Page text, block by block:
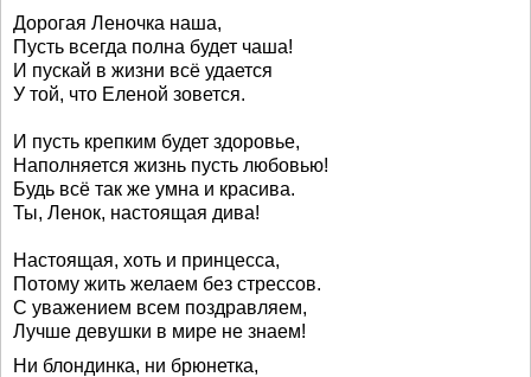
Дорогая Леночка наша,
Пусть всегда полна будет чаша!
И пускай в жизни всё удается
У той, что Еленой зовется.
И пусть крепким будет здоровье,
Наполняется жизнь пусть любовью!
Будь всё так же умна и красива.
Ты, Ленок, настоящая дива!
Настоящая, хоть и принцесса,
Потому жить желаем без стрессов.
С уважением всем поздравляем,
Лучше девушки в мире не знаем!
Ни блондинка, ни брюнетка,